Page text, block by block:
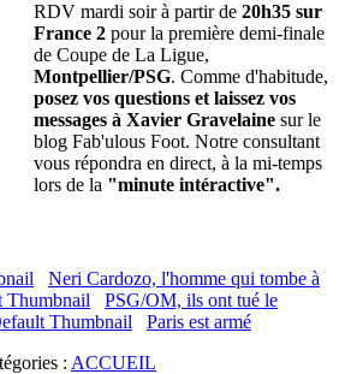
RDV mardi soir à partir de 20h35 sur
France 2 pour la première demi-finale
de Coupe de La Ligue,
Montpellier/PSG. Comme d'habitude,
posez vos questions et laissez vos
messages à Xavier Gravelaine sur le
blog Fab'ulous Foot. Notre consultant
vous répondra en direct, à la mi-temps
lors de la "minute intéractive".
Neri Cardozo, l'homme qui tombe à
PSG/OM, ils ont tué le
Paris est armé
: ACCUEIL